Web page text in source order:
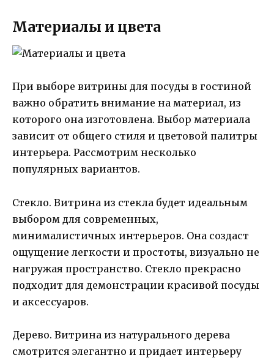
Материалы и цвета
При выборе витрины для посуды в гостиной
важно обратить внимание на материал, из
которого она изготовлена. Выбор материала
зависит от общего стиля и цветовой палитры
интерьера. Рассмотрим несколько
популярных вариантов.
Стекло. Витрина из стекла будет идеальным
выбором для современных,
минималистичных интерьеров. Она создаст
ощущение легкости и простоты, визуально не
нагружая пространство. Стекло прекрасно
подходит для демонстрации красивой посуды
и аксессуаров.
Дерево. Витрина из натурального дерева
смотрится элегантно и придает интерьеру